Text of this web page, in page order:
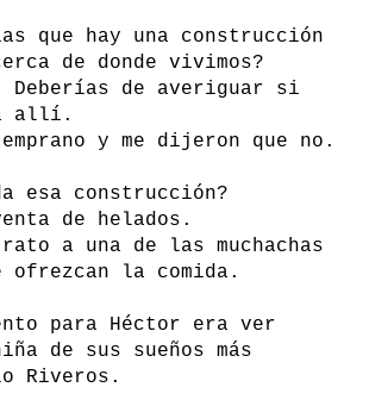
que hay una construcción
de donde vivimos?
Deberías de averiguar si
allí.
y me dijeron que no.
esa construcción?
de helados.
a una de las muchachas
la comida.
para Héctor era ver
de sus sueños más
Riveros.